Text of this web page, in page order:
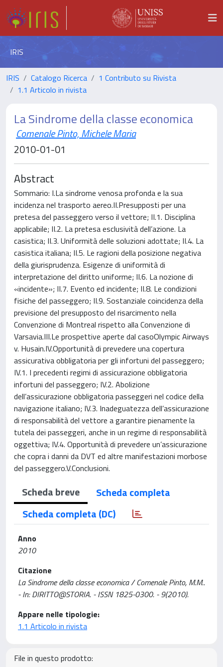
IRIS
IRIS Catalogo Ricerca
1 Contributo su Rivista
1.1 Articolo in rivista
La Sindrome della classe economica
Comenale Pinto, Michele Maria
2010-01-01
Abstract
Sommario: I.La sindrome venosa profonda e la sua
incidenza nel trasporto aereo.II.Presupposti per una
pretesa del passeggero verso il vettore; II.1. Disciplina
applicabile; II.2. La pretesa esclusività dell’azione. La
casistica; II.3. Uniformità delle soluzioni adottate; II.4. La
casistica italiana; II.5. Le ragioni della posizione negativa
della giurisprudenza. Esigenze di uniformità di
interpretazione del diritto uniforme; II.6. La nozione di
«incidente»; II.7. Evento ed incidente; II.8. Le condizioni
fisiche del passeggero; II.9. Sostanziale coincidenza della
previsione del presupposto del risarcimento nella
Convenzione di Montreal rispetto alla Convenzione di
Varsavia.III.Le prospettive aperte dal casoOlympic Airways
v. Husain.IV.Opportunità di prevedere una copertura
assicurativa obbligatoria per gli infortuni del passeggero;
IV.1. I precedenti regimi di assicurazione obbligatoria
infortuni del passeggero; IV.2. Abolizione
dell’assicurazione obbligatoria passeggeri nel codice della
navigazione italiano; IV.3. Inadeguatezza dell’assicurazione
di responsabilità del vettore a garantire pienamente la
tutela dei passeggeri, anche in un regime di responsabilità
oggettiva; IV.4. Opportunità di prevedere un’assicurazione
che copra i danni da DVT ed altre manifestazioni morbose
del passeggero.V.Conclusioni.
Scheda breve
Scheda completa
Scheda completa (DC)
Anno
2010
Citazione
La Sindrome della classe economica / Comenale Pinto, M.M..
- In: DIRITTO@STORIA. - ISSN 1825-0300. - 9(2010).
Appare nelle tipologie:
1.1 Articolo in rivista
File in questo prodotto: